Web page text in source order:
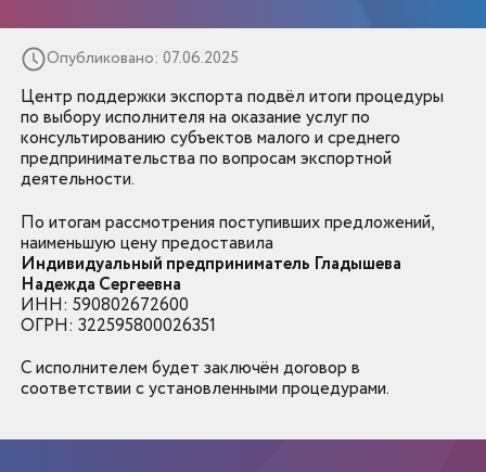
Опубликовано: 07.06.2025
Центр поддержки экспорта подвёл итоги процедуры
по выбору исполнителя на оказание услуг по
консультированию субъектов малого и среднего
предпринимательства по вопросам экспортной
деятельности.
По итогам рассмотрения поступивших предложений,
наименьшую цену предоставила
Индивидуальный предприниматель Гладышева
Надежда Сергеевна
ИНН: 590802672600
ОГРН: 322595800026351
С исполнителем будет заключён договор в
соответствии с установленными процедурами.